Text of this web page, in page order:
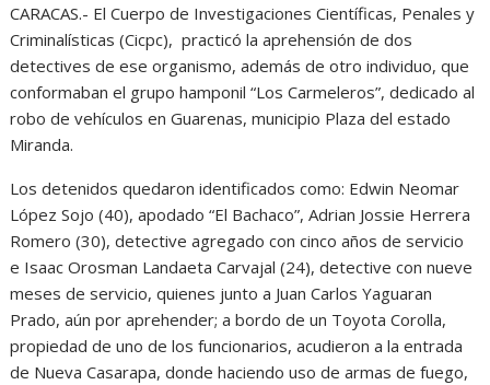
CARACAS.- El Cuerpo de Investigaciones Científicas, Penales y
Criminalísticas (Cicpc), practicó la aprehensión de dos
detectives de ese organismo, además de otro individuo, que
conformaban el grupo hamponil “Los Carmeleros”, dedicado al
robo de vehículos en Guarenas, municipio Plaza del estado
Miranda.
Los detenidos quedaron identificados como: Edwin Neomar
López Sojo (40), apodado “El Bachaco”, Adrian Jossie Herrera
Romero (30), detective agregado con cinco años de servicio
e Isaac Orosman Landaeta Carvajal (24), detective con nueve
meses de servicio, quienes junto a Juan Carlos Yaguaran
Prado, aún por aprehender; a bordo de un Toyota Corolla,
propiedad de uno de los funcionarios, acudieron a la entrada
de Nueva Casarapa, donde haciendo uso de armas de fuego,